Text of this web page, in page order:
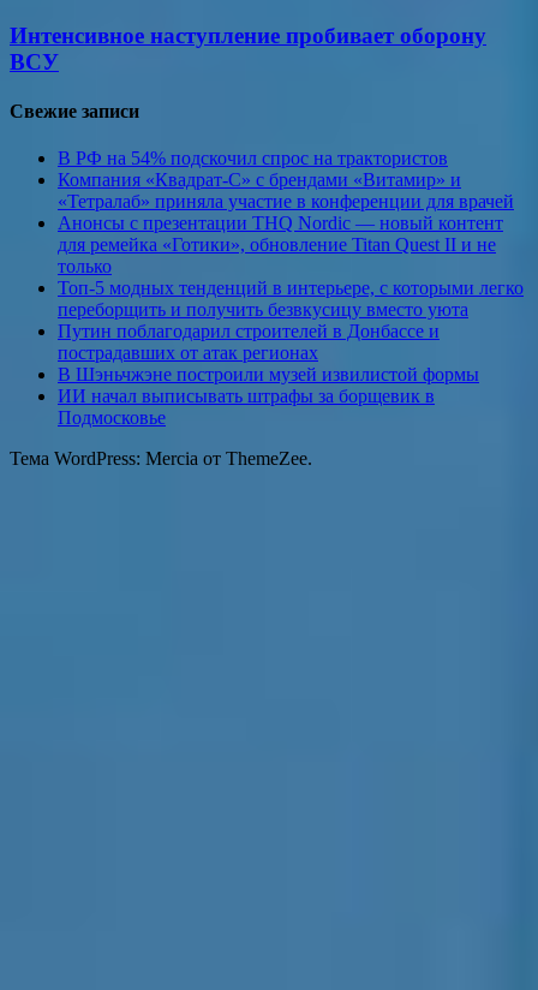
Интенсивное наступление пробивает оборону
ВСУ
Свежие записи
В РФ на 54% подскочил спрос на трактористов
Компания «Квадрат-С» с брендами «Витамир» и
«Тетралаб» приняла участие в конференции для врачей
Анонсы с презентации THQ Nordic — новый контент
для ремейка «Готики», обновление Titan Quest II и не
только
Топ-5 модных тенденций в интерьере, с которыми легко
переборщить и получить безвкусицу вместо уюта
Путин поблагодарил строителей в Донбассе и
пострадавших от атак регионах
В Шэньчжэне построили музей извилистой формы
ИИ начал выписывать штрафы за борщевик в
Подмосковье
Тема WordPress: Mercia от ThemeZee.